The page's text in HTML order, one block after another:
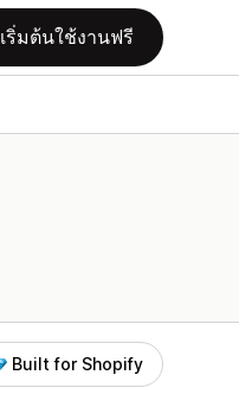
เริ่มต้นใช้งานฟรี
Built for Shopify